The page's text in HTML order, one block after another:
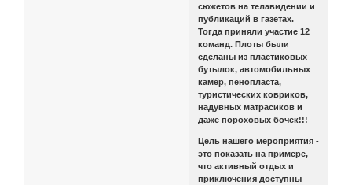
сюжетов на телавидении и
публикаций в газетах.
Тогда приняли участие 12
команд. Плоты были
сделаны из пластиковых
бутылок, автомобильных
камер, пенопласта,
туристических ковриков,
надувных матрасиков и
даже пороховых бочек!!!
Цель нашего мероприятия -
это показать на примере,
что активный отдых и
приключения доступны